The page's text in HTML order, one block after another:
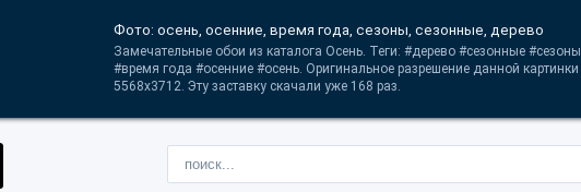
Фото: осень, осенние, время года, сезоны, сезонные, дерево
Замечательные обои из каталога Осень. Теги: #дерево #сезонные #сезоны
#время года #осенние #осень. Оригинальное разрешение данной картинки
5568x3712. Эту заставку скачали уже 168 раз.